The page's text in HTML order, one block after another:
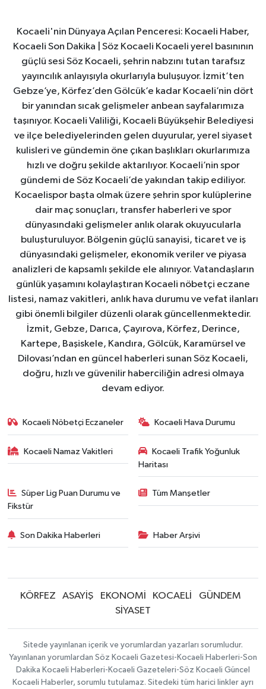
Kocaeli'nin Dünyaya Açılan Penceresi: Kocaeli Haber,
Kocaeli Son Dakika | Söz Kocaeli Kocaeli yerel basınının
güçlü sesi Söz Kocaeli, şehrin nabzını tutan tarafsız
yayıncılık anlayışıyla okurlarıyla buluşuyor. İzmit’ten
Gebze’ye, Körfez’den Gölcük’e kadar Kocaeli’nin dört
bir yanından sıcak gelişmeler anbean sayfalarımıza
taşınıyor. Kocaeli Valiliği, Kocaeli Büyükşehir Belediyesi
ve ilçe belediyelerinden gelen duyurular, yerel siyaset
kulisleri ve gündemin öne çıkan başlıkları okurlarımıza
hızlı ve doğru şekilde aktarılıyor. Kocaeli’nin spor
gündemi de Söz Kocaeli’de yakından takip ediliyor.
Kocaelispor başta olmak üzere şehrin spor kulüplerine
dair maç sonuçları, transfer haberleri ve spor
dünyasındaki gelişmeler anlık olarak okuyucularla
buluşturuluyor. Bölgenin güçlü sanayisi, ticaret ve iş
dünyasındaki gelişmeler, ekonomik veriler ve piyasa
analizleri de kapsamlı şekilde ele alınıyor. Vatandaşların
günlük yaşamını kolaylaştıran Kocaeli nöbetçi eczane
listesi, namaz vakitleri, anlık hava durumu ve vefat ilanları
gibi önemli bilgiler düzenli olarak güncellenmektedir.
İzmit, Gebze, Darıca, Çayırova, Körfez, Derince,
Kartepe, Başiskele, Kandıra, Gölcük, Karamürsel ve
Dilovası’ndan en güncel haberleri sunan Söz Kocaeli,
doğru, hızlı ve güvenilir haberciliğin adresi olmaya
devam ediyor.
Kocaeli Nöbetçi Eczaneler Kocaeli Hava Durumu
Kocaeli Namaz Vakitleri
Kocaeli Trafik Yoğunluk
Haritası
Süper Lig Puan Durumu ve
Fikstür
Tüm Manşetler
Son Dakika Haberleri Haber Arşivi
KÖRFEZ ASAYİŞ EKONOMİ KOCAELİ
GÜNDEM
SİYASET
Sitede yayınlanan içerik ve yorumlardan yazarları sorumludur.
Yayınlanan yorumlardan Söz Kocaeli Gazetesi-Kocaeli Haberleri-Son
Dakika Kocaeli Haberleri-Kocaeli Gazeteleri-Söz Kocaeli Güncel
Kocaeli Haberler, sorumlu tutulamaz. Sitedeki tüm harici linkler ayrı